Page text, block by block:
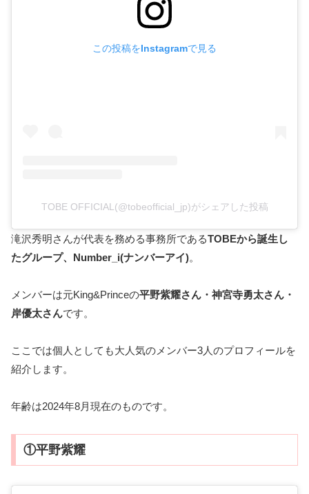
この投稿をInstagramで見る
TOBE OFFICIAL(@tobeofficial_jp)がシェアした投稿
滝沢秀明さんが代表を務める事務所であるTOBEから誕生し
たグループ、Number_i(ナンバーアイ)。
メンバーは元King&Princeの平野紫耀さん・神宮寺勇太さん・
岸優太さんです。
ここでは個人としても大人気のメンバー3人のプロフィールを
紹介します。
年齢は2024年8月現在のものです。
①平野紫耀